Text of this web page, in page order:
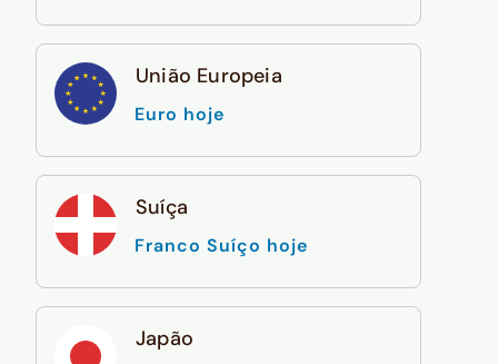
União Europeia
Euro hoje
Suíça
Franco Suíço hoje
Japão